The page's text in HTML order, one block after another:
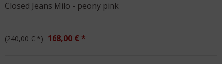
Closed Jeans Milo - peony pink
240,00 € * 168,00 € *